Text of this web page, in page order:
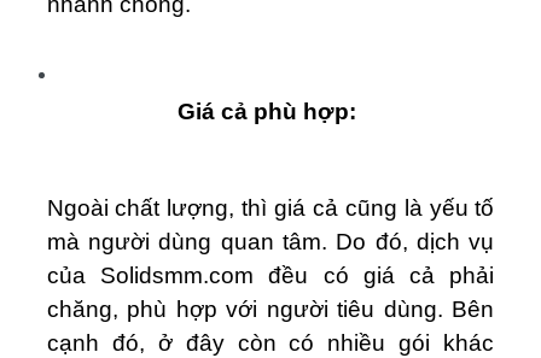
Giá cả phù hợp:
Ngoài chất lượng, thì giá cả cũng là yếu tố
mà người dùng quan tâm. Do đó, dịch vụ
của Solidsmm.com đều có giá cả phải
chăng, phù hợp với người tiêu dùng. Bên
cạnh đó, ở đây còn có nhiều gói khác